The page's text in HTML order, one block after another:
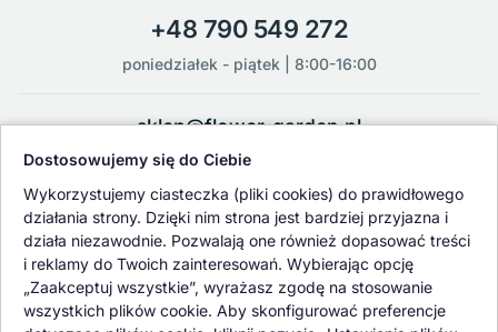
+48 790 549 272
poniedziałek - piątek | 8:00-16:00
sklep@flower-garden.pl
Oferowane przez nas rośliny i nasiona podlegają regularnej ścisłej
kontroli jakości oraz kontroli zdrowotnej przeprowadzanej przez
wykwalifikowane osoby z Państwowej Inspekcji Ochrony Roślin i
Nasiennictwa.
Dostosowujemy się do Ciebie
Wykorzystujemy ciasteczka (pliki cookies) do prawidłowego
działania strony. Dzięki nim strona jest bardziej przyjazna i
działa niezawodnie. Pozwalają one również dopasować treści
i reklamy do Twoich zainteresowań. Wybierając opcję
„Zaakceptuj wszystkie”, wyrażasz zgodę na stosowanie
wszystkich plików cookie. Aby skonfigurować preferencje